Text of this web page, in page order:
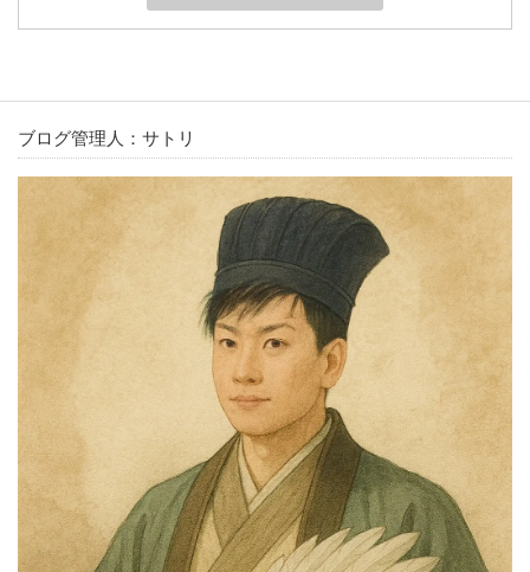
ブログ管理人：サトリ